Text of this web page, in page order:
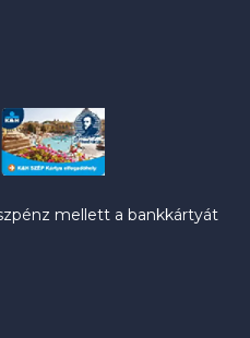
mellett a bankkártyát